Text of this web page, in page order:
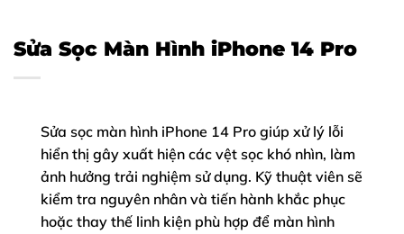
Sửa Sọc Màn Hình iPhone 14 Pro
Sửa sọc màn hình iPhone 14 Pro giúp xử lý lỗi
hiển thị gây xuất hiện các vệt sọc khó nhìn, làm
ảnh hưởng trải nghiệm sử dụng. Kỹ thuật viên sẽ
kiểm tra nguyên nhân và tiến hành khắc phục
hoặc thay thế linh kiện phù hợp để màn hình